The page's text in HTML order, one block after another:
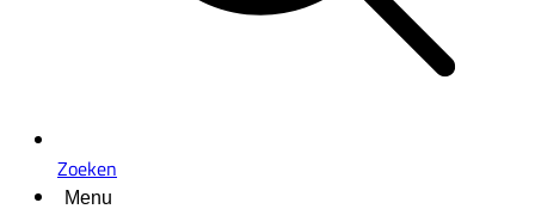
Zoeken
Menu